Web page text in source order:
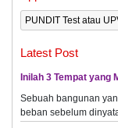
PUNDIT Test atau
Latest Post
Inilah 3 Tempat yang
Sebuah bangunan
beban sebelum